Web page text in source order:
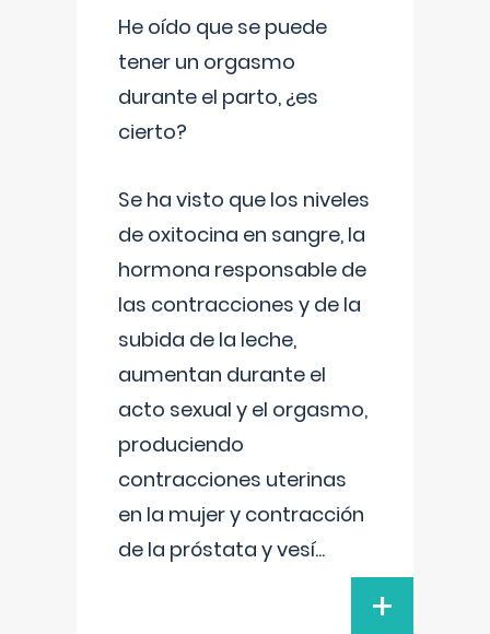
He oído que se puede
tener un orgasmo
durante el parto, ¿es
cierto?
Se ha visto que los niveles
de oxitocina en sangre, la
hormona responsable de
las contracciones y de la
subida de la leche,
aumentan durante el
acto sexual y el orgasmo,
produciendo
contracciones uterinas
en la mujer y contracción
de la próstata y vesí...
+